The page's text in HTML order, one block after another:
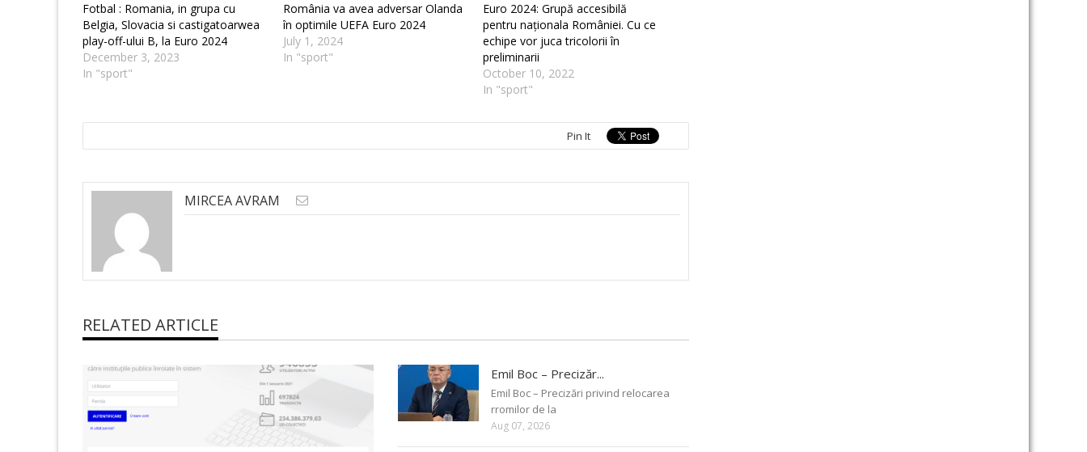
Fotbal : Romania, in grupa cu
Belgia, Slovacia si castigatoarwea
play-off-ului B, la Euro 2024
December 3, 2023
In "sport"
România va avea adversar Olanda
în optimile UEFA Euro 2024
July 1, 2024
In "sport"
Euro 2024: Grupă accesibilă
pentru naționala României. Cu ce
echipe vor juca tricolorii în
preliminarii
October 10, 2022
In "sport"
Pin It
MIRCEA AVRAM
RELATED ARTICLE
Emil Boc – Precizăr...
Emil Boc – Precizări privind relocarea
rromilor de la
Aug 07, 2026